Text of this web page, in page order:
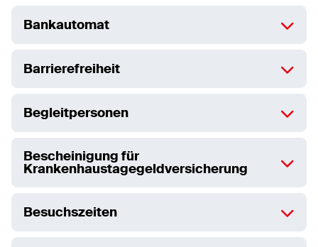
Bankautomat
Barrierefreiheit
Begleitpersonen
Bescheinigung für
Krankenhaustagegeldversicherung
Besuchszeiten
Matomo